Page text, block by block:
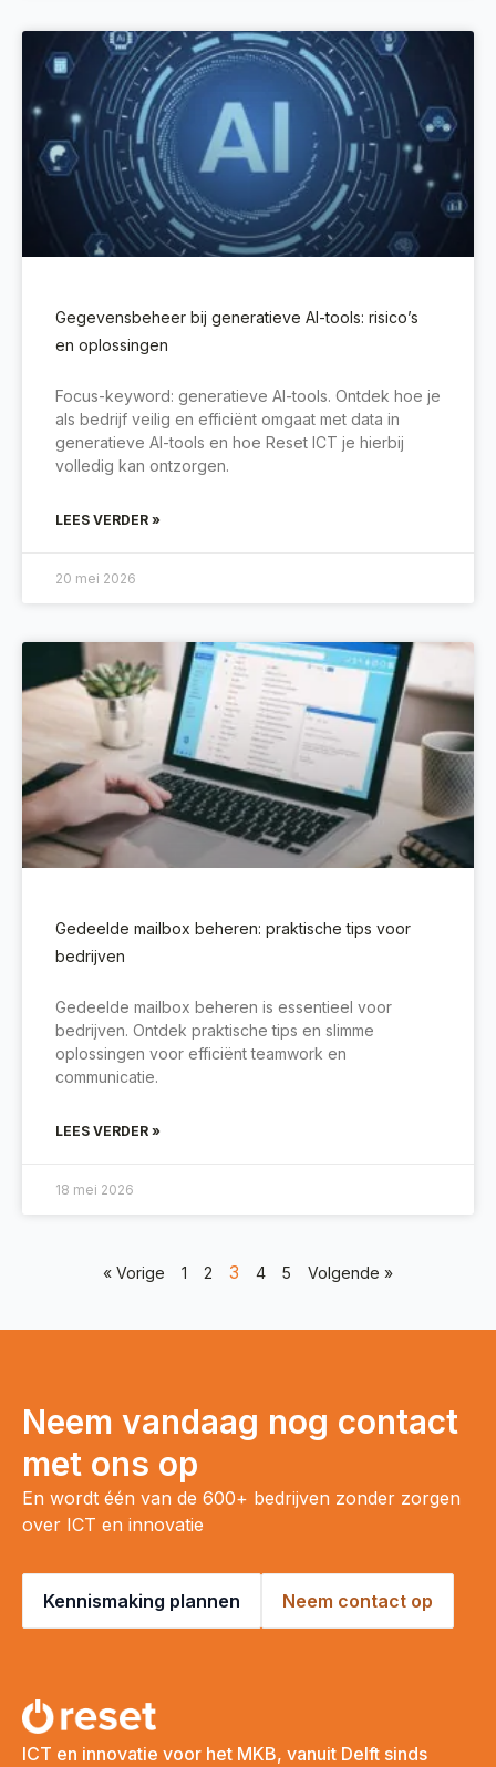
Gegevensbeheer bij generatieve AI-tools: risico’s
en oplossingen
Focus-keyword: generatieve AI-tools. Ontdek hoe je
als bedrijf veilig en efficiënt omgaat met data in
generatieve AI-tools en hoe Reset ICT je hierbij
volledig kan ontzorgen.
LEES VERDER »
20 mei 2026
Gedeelde mailbox beheren: praktische tips voor
bedrijven
Gedeelde mailbox beheren is essentieel voor
bedrijven. Ontdek praktische tips en slimme
oplossingen voor efficiënt teamwork en
communicatie.
LEES VERDER »
18 mei 2026
« Vorige 1 2 3 4 5 Volgende »
Neem vandaag nog contact
met ons op
En wordt één van de 600+ bedrijven zonder zorgen
over ICT en innovatie
Kennismaking plannen Neem contact op
ICT en innovatie voor het MKB, vanuit Delft sinds